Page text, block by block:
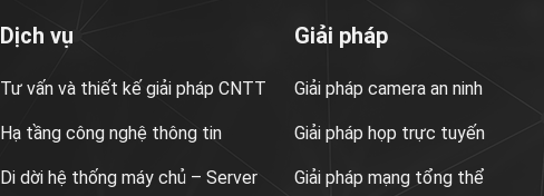
Dịch vụ
Tư vấn và thiết kế giải pháp CNTT
Hạ tầng công nghệ thông tin
Di dời hệ thống máy chủ – Server
Giải pháp
Giải pháp camera an ninh
Giải pháp họp trực tuyến
Giải pháp mạng tổng thể